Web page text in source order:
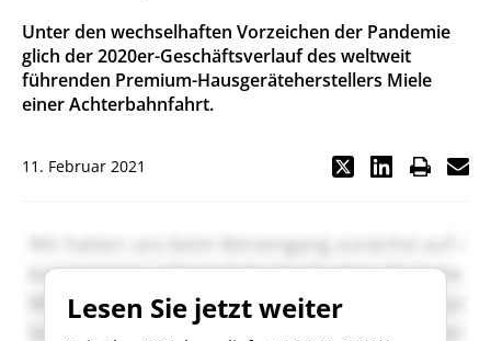
Unter den wechselhaften Vorzeichen der Pandemie
glich der 2020er-Geschäftsverlauf des weltweit
führenden Premium-Hausgeräteherstellers Miele
einer Achterbahnfahrt.
11. Februar 2021
Lesen Sie jetzt weiter